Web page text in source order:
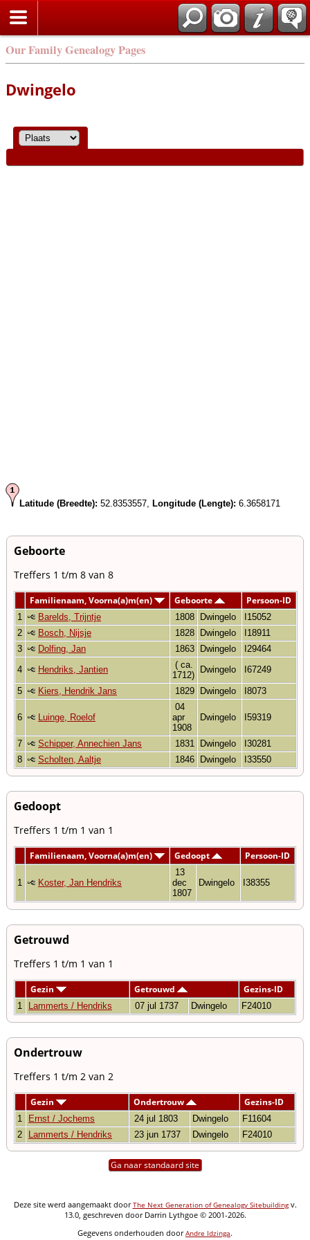
Our Family Genealogy Pages
Dwingelo
Latitude (Breedte): 52.8353557, Longitude (Lengte): 6.3658171
Geboorte
Treffers 1 t/m 8 van 8
Familienaam, Voorna(a)m(en) Geboorte Persoon-ID
1 Barelds, Trijntje 1808 Dwingelo
I15052
2
Bosch, Nijsje 1828 Dwingelo
I18911
3
Dolfing, Jan 1863 Dwingelo
I29464
4
Hendriks, Jantien
( ca.
1712)
Dwingelo I67249
5 Kiers, Hendrik Jans 1829 Dwingelo I8073
6 Luinge, Roelof
04
apr
1908
Dwingelo I59319
7 Schipper, Annechien Jans 1831 Dwingelo
I30281
8
Scholten, Aaltje 1846 Dwingelo I33550
Gedoopt
Treffers 1 t/m 1 van 1
Familienaam, Voorna(a)m(en) Gedoopt Persoon-ID
1 Koster, Jan Hendriks
13
dec
1807
Dwingelo I38355
Getrouwd
Treffers 1 t/m 1 van 1
Gezin Getrouwd Gezins-ID
1 Lammerts / Hendriks 07 jul 1737 Dwingelo F24010
Ondertrouw
Treffers 1 t/m 2 van 2
Gezin Ondertrouw Gezins-ID
1 Ernst / Jochems 24 jul 1803 Dwingelo
F11604
2
Lammerts / Hendriks 23 jun 1737 Dwingelo F24010
Ga naar standaard site
Deze site werd aangemaakt doorThe Next Generation of Genealogy Sitebuildingv.
13.0, geschreven door Darrin Lythgoe © 2001-2026.
Gegevens onderhouden doorAndre Idzinga.